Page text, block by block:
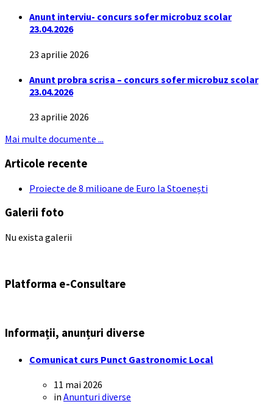
Anunt interviu- concurs sofer microbuz scolar
23.04.2026
23 aprilie 2026
Anunt probra scrisa – concurs sofer microbuz scolar
23.04.2026
23 aprilie 2026
Mai multe documente ...
Articole recente
Proiecte de 8 milioane de Euro la Stoenești
Galerii foto
Nu exista galerii
Platforma e-Consultare
Informații, anunțuri diverse
Comunicat curs Punct Gastronomic Local
11 mai 2026
in Anunturi diverse